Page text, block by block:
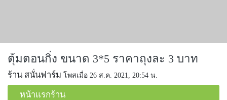
ตุ้มตอนกิ่ง ขนาด 3*5 ราคาถุงละ 3 บาท
ร้าน สนั่นฟาร์ม โพสเมื่อ 26 ส.ค. 2021, 20:54 น.
หน้าแรกร้าน